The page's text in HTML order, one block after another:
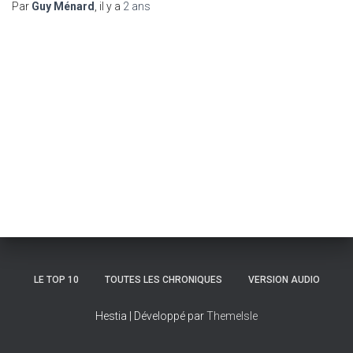
Par Guy Ménard , il y a 2 ans
LE TOP 10 TOUTES LES CHRONIQUES VERSION AUDIO
Hestia | Développé parThemeIsle